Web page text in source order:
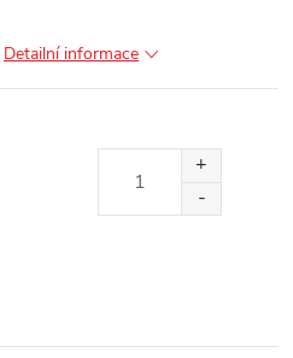
Detailní informace